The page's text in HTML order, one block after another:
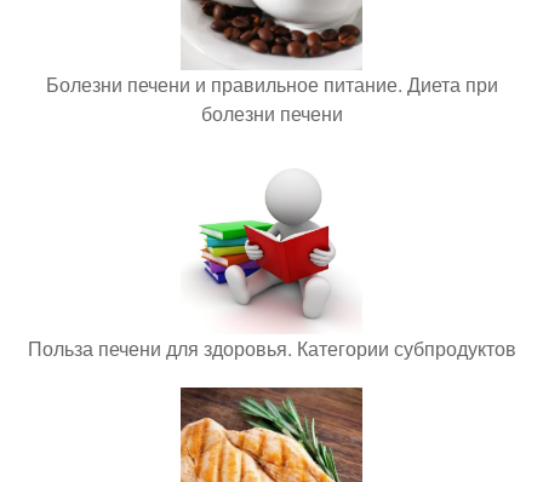
Болезни печени и правильное питание. Диета при
болезни печени
Польза печени для здоровья. Категории субпродуктов